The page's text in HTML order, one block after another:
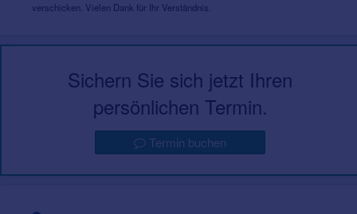
verschicken. Vielen Dank für Ihr Verständnis.
Sichern Sie sich jetzt Ihren
persönlichen Termin.
Termin buchen